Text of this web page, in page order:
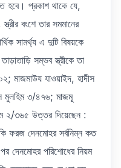
হবে। প্রকাশ থাকে যে,
বংশে তার সমমানের
সামর্থ্য এ দুটি বিষয়কে
সম্ভব স্ত্রীকে তা
মাজমাউয যাওয়াইদ, হাদীস
মুলহিম ৩/৪৭৬; মাজমূ
২/৩৬৫ উত্তর দিয়েছেন :
ফরজ দেনমোহর সর্বনিম্ন কত
দেনমোহর পরিশোধের নিয়ম